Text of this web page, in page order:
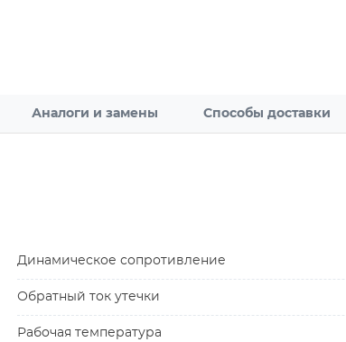
Аналоги и замены Способы доставки
Динамическое сопротивление
Обратный ток утечки
Рабочая температура